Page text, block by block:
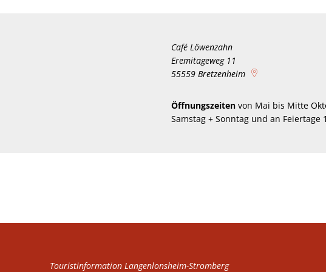
Café Löwenzahn
Eremitageweg 11
55559 Bretzenheim
Öffnungszeiten von Mai bis Mitte
Samstag + Sonntag und an Feiertage
Touristinformation Langenlonsheim-Stromberg